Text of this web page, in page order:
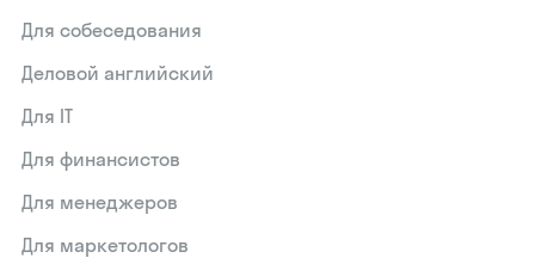
Для собеседования
Деловой английский
Для IT
Для финансистов
Для менеджеров
Для маркетологов